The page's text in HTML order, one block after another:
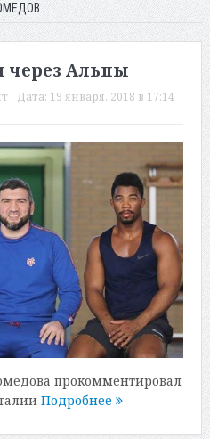
Альпы
Дата: 19 января, 2018 в 17:14
прокомментировал
Подробнее